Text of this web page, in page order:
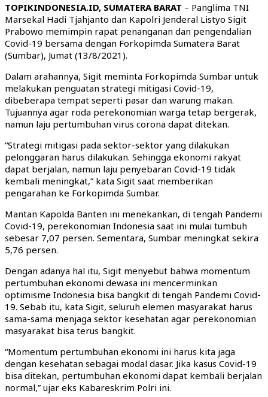
TOPIKINDONESIA.ID, SUMATERA BARAT – Panglima TNI
Marsekal Hadi Tjahjanto dan Kapolri Jenderal Listyo Sigit
Prabowo memimpin rapat penanganan dan pengendalian
Covid-19 bersama dengan Forkopimda Sumatera Barat
(Sumbar), Jumat (13/8/2021).
Dalam arahannya, Sigit meminta Forkopimda Sumbar untuk
melakukan penguatan strategi mitigasi Covid-19,
dibeberapa tempat seperti pasar dan warung makan.
Tujuannya agar roda perekonomian warga tetap bergerak,
namun laju pertumbuhan virus corona dapat ditekan.
“Strategi mitigasi pada sektor-sektor yang dilakukan
pelonggaran harus dilakukan. Sehingga ekonomi rakyat
dapat berjalan, namun laju penyebaran Covid-19 tidak
kembali meningkat,” kata Sigit saat memberikan
pengarahan ke Forkopimda Sumbar.
Mantan Kapolda Banten ini menekankan, di tengah Pandemi
Covid-19, perekonomian Indonesia saat ini mulai tumbuh
sebesar 7,07 persen. Sementara, Sumbar meningkat sekira
5,76 persen.
Dengan adanya hal itu, Sigit menyebut bahwa momentum
pertumbuhan ekonomi dewasa ini mencerminkan
optimisme Indonesia bisa bangkit di tengah Pandemi Covid-
19. Sebab itu, kata Sigit, seluruh elemen masyarakat harus
sama-sama menjaga sektor kesehatan agar perekonomian
masyarakat bisa terus bangkit.
“Momentum pertumbuhan ekonomi ini harus kita jaga
dengan kesehatan sebagai modal dasar. Jika kasus Covid-19
bisa ditekan, pertumbuhan ekonomi dapat kembali berjalan
normal,” ujar eks Kabareskrim Polri ini.